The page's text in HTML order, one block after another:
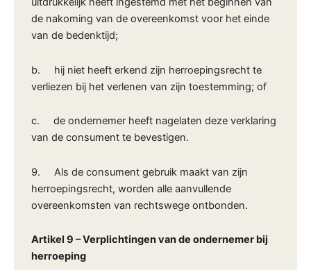
de nakoming van de overeenkomst voor het einde
van de bedenktijd;
b. hij niet heeft erkend zijn herroepingsrecht te
verliezen bij het verlenen van zijn toestemming; of
c. de ondernemer heeft nagelaten deze verklaring
van de consument te bevestigen.
9. Als de consument gebruik maakt van zijn
herroepingsrecht, worden alle aanvullende
overeenkomsten van rechtswege ontbonden.
Artikel 9 – Verplichtingen van de ondernemer bij
herroeping